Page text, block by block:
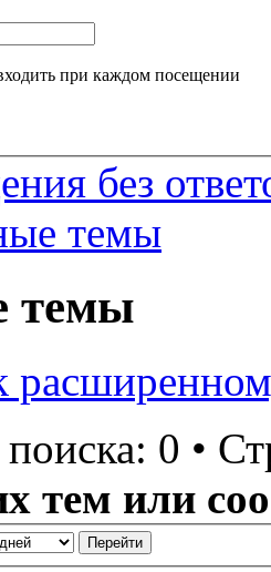
при каждом посещении
без
темы
темы
поиска: 0 •
тем или